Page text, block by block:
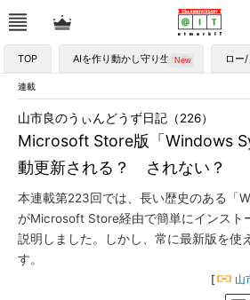
TOP AIを作り動かし守り生かす ロー
連載
Microsoft Store版「Windows
動更新される？ されない？
山市良のうぃんどうず日記（226）
本連載第223回では、長い歴史のある「
がMicrosoft Store経由で簡単にインスト
説明しました。しかし、常に最新版を使
す。
[ 山